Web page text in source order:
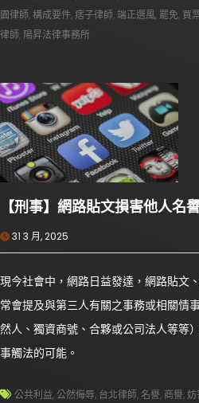
園律師,構成要件,痞子律師,端正選風, 罷免, 買
律師, 陽昇法律事務所
【刑事】網路貼文損害他人名
31 3 月, 2025
現今社會中，網路日益發達，網路貼文
常會提及與第三人有關之事務或相關情
然人、獨資商號、合夥或公司法人等等
事觸法的可能。
公共利益,公然侮辱, 台北律師,名譽, 商譽,妨